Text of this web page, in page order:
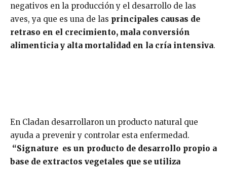
negativos en la producción y el desarrollo de las
aves, ya que es una de las principales causas de
retraso en el crecimiento, mala conversión
alimenticia y alta mortalidad en la cría intensiva.
En Cladan desarrollaron un producto natural que
ayuda a prevenir y controlar esta enfermedad.
“Signature es un producto de desarrollo propio a
base de extractos vegetales que se utiliza